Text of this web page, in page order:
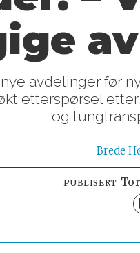
avdelinger før
etterspørsel
og
Brede
PUBLISERT